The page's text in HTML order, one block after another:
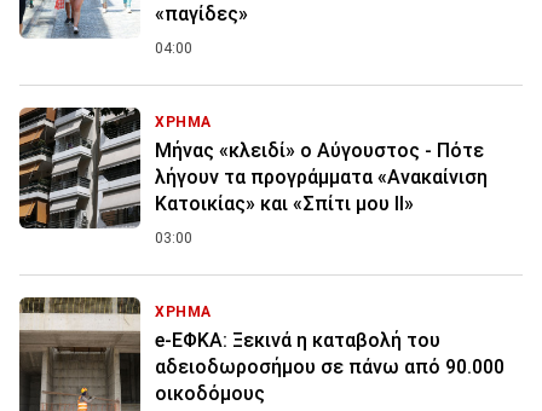
«παγίδες»
04:00
ΧΡΗΜΑ
Μήνας «κλειδί» ο Αύγουστος - Πότε
λήγουν τα προγράμματα «Ανακαίνιση
Κατοικίας» και «Σπίτι μου ΙΙ»
03:00
ΧΡΗΜΑ
e-ΕΦΚΑ: Ξεκινά η καταβολή του
αδειοδωροσήμου σε πάνω από 90.000
οικοδόμους